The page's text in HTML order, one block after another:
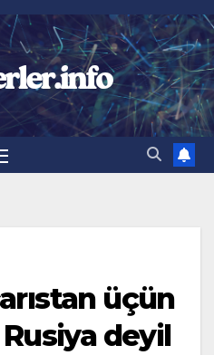
üçün
deyil